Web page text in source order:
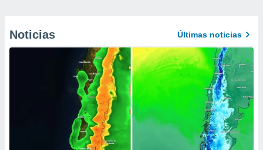
Noticias Últimas noticias